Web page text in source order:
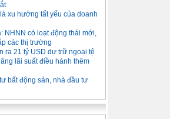
xu hướng tất yếu của doanh
NHNN có loạt động thái mới,
các thị trường
ra 21 tỷ USD dự trữ ngoại tệ
lãi suất điều hành thêm
bất động sản, nhà đầu tư